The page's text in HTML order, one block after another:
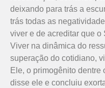
deixando para trás a
trás todas as
viver e de acreditar que o
Viver na dinâmica do
superação do cotidiano,
Ele, o primogênito dentre
disse ele e concluiu